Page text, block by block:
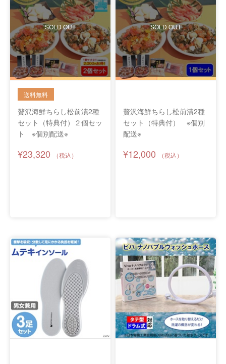
SOLD OUT
贅沢海鮮ちらし松前漬2種
セット（特典付）２個セッ
ト ※個別配送※
¥23,320
SOLD OUT
贅沢海鮮ちらし松前漬2種
セット（特典付） ※個別
配送※
¥12,000